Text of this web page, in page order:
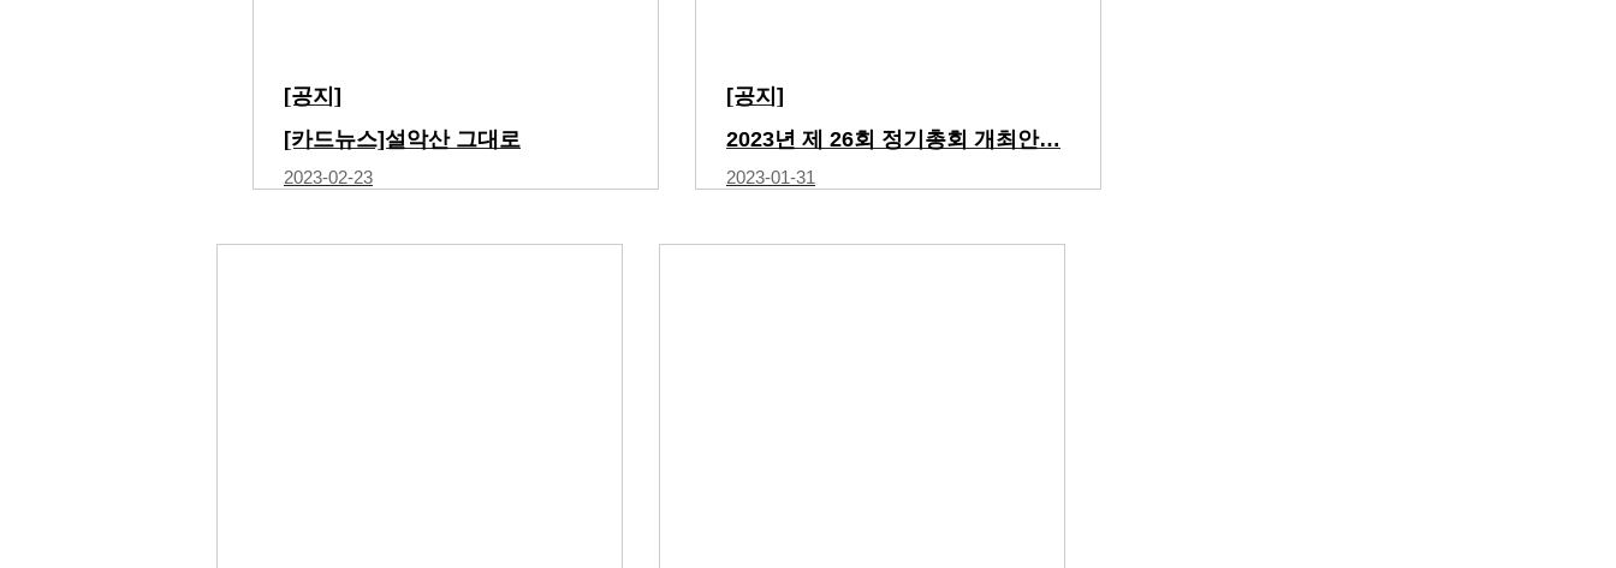
[공지]
[카드뉴스]설악산 그대로
2023-02-23
[공지]
2023년 제 26회 정기총회 개최안…
2023-01-31